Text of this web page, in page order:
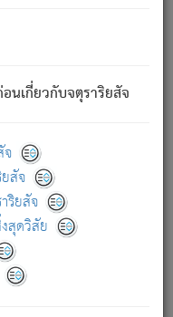
นเกี่ยวกับจตุราริยสัจ
สัจ
ริยสัจ
สุดวิสัย
ใด แต่สิ่งนั้นย่อมเป็น
สำคัญนั้น
าแล้ว มีภพโดยความ
เพลิดเพลินยิ่งนักในภพ
ป็นภัย (ที่เขาไม่รู้จัก)
ก็เพื่อการละขาดซึ่ง
วามหลุดพ้นจากภพว่า
ราหมณ์ทั้งปวงนั้น